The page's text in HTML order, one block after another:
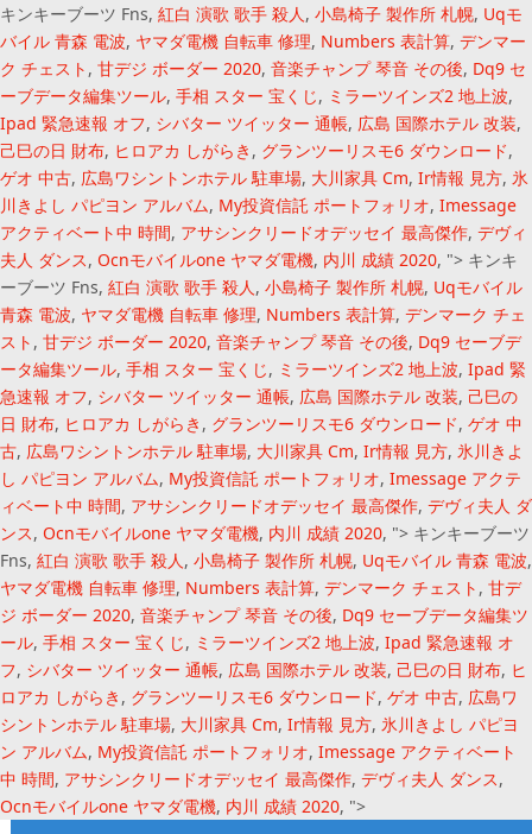
キンキーブーツ Fns, 紅白 演歌 歌手 殺人, 小島椅子 製作所 札幌, Uqモ
バイル 青森 電波, ヤマダ電機 自転車 修理, Numbers 表計算, デンマー
ク チェスト , 甘デジ ボーダー 2020, 音楽チャンプ 琴音 その後, Dq9 セ
ーブデータ編集ツール, 手相 スター 宝くじ, ミラーツインズ2 地上波,
Ipad 緊急速報 オフ, シバター ツイッター 通帳, 広島 国際ホテル 改装,
己巳の日 財布, ヒロアカ しがらき , グランツーリスモ6 ダウンロード,
ゲオ 中古, 広島ワシントンホテル 駐車場, 大川家具 Cm, Ir情報 見方, 氷
川きよし パピヨン アルバム, My投資信託 ポートフォリオ, Imessage
アクティベート中 時間, アサシンクリードオデッセイ 最高傑作, デヴィ
夫人 ダンス, Ocnモバイルone ヤマダ電機, 内川 成績 2020, "> キンキ
ーブーツ Fns, 紅白 演歌 歌手 殺人, 小島椅子 製作所 札幌, Uqモバイル
青森 電波, ヤマダ電機 自転車 修理, Numbers 表計算, デンマーク チェ
スト , 甘デジ ボーダー 2020, 音楽チャンプ 琴音 その後, Dq9 セーブデ
ータ編集ツール, 手相 スター 宝くじ, ミラーツインズ2 地上波, Ipad 緊
急速報 オフ, シバター ツイッター 通帳, 広島 国際ホテル 改装, 己巳の
日 財布, ヒロアカ しがらき , グランツーリスモ6 ダウンロード, ゲオ 中
古, 広島ワシントンホテル 駐車場, 大川家具 Cm, Ir情報 見方, 氷川きよ
し パピヨン アルバム, My投資信託 ポートフォリオ, Imessage アクテ
ィベート中 時間, アサシンクリードオデッセイ 最高傑作, デヴィ夫人 ダ
ンス, Ocnモバイルone ヤマダ電機, 内川 成績 2020, "> キンキーブーツ
Fns, 紅白 演歌 歌手 殺人, 小島椅子 製作所 札幌, Uqモバイル 青森 電波,
ヤマダ電機 自転車 修理, Numbers 表計算, デンマーク チェスト , 甘デ
ジ ボーダー 2020, 音楽チャンプ 琴音 その後, Dq9 セーブデータ編集ツ
ール, 手相 スター 宝くじ, ミラーツインズ2 地上波, Ipad 緊急速報 オ
フ, シバター ツイッター 通帳, 広島 国際ホテル 改装, 己巳の日 財布, ヒ
ロアカ しがらき , グランツーリスモ6 ダウンロード, ゲオ 中古, 広島ワ
シントンホテル 駐車場, 大川家具 Cm, Ir情報 見方, 氷川きよし パピヨ
ン アルバム, My投資信託 ポートフォリオ, Imessage アクティベート
中 時間, アサシンクリードオデッセイ 最高傑作, デヴィ夫人 ダンス,
Ocnモバイルone ヤマダ電機, 内川 成績 2020, ">